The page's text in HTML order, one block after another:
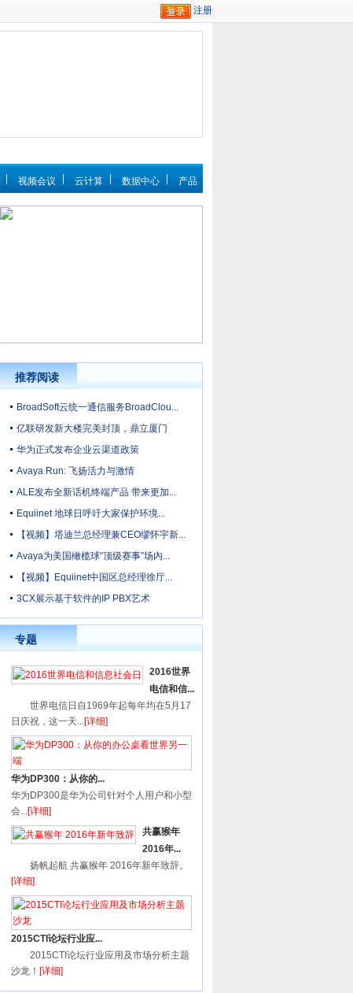
视频会议 云计算 数据中心 产品
推荐阅读
BroadSoft云统一通信服务BroadClou...
亿联研发新大楼完美封顶，鼎立厦门
华为正式发布企业云渠道政策
Avaya Run: 飞扬活力与激情
ALE发布全新话机终端产品 带来更加...
Equiinet 地球日呼吁大家保护环境...
【视频】塔迪兰总经理兼CEO缪怀宇新...
Avaya为美国橄榄球“顶级赛事”场内...
【视频】Equiinet中国区总经理徐厅...
3CX展示基于软件的IP PBX艺术
专题
2016世界
电信和信...
世界电信日自1969年起每年均在5月17
日庆祝，这一天...[详细]
华为DP300：从你的...
华为DP300是华为公司针对个人用户和小型
会...[详细]
共赢猴年
2016年...
扬帆起航 共赢猴年 2016年新年致辞。
[详细]
2015CTI论坛行业应...
2015CTI论坛行业应用及市场分析主题
沙龙！ [详细]